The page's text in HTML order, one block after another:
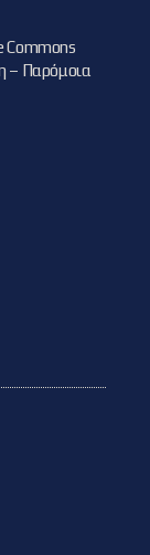
Commons
– Παρόμοια